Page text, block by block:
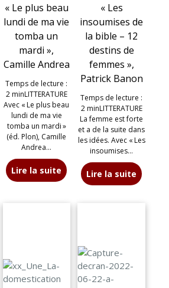
« Le plus beau
lundi de ma vie
tomba un
mardi »,
Camille Andrea
Temps de lecture :
2 minLITTERATURE
Avec « Le plus beau
lundi de ma vie
tomba un mardi »
(éd. Plon), Camille
Andrea…
Lire la suite
« Les
insoumises de
la bible – 12
destins de
femmes »,
Patrick Banon
Temps de lecture :
2 minLITTERATURE
La femme est forte
et a de la suite dans
les idées. Avec « Les
insoumises…
Lire la suite